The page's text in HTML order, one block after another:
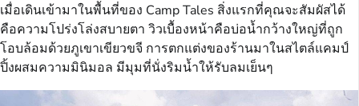
เมื่อเดินเข้ามาในพื้นที่ของ Camp Tales สิ่งแรกที่คุณจะสัมผัสได้
คือความโปร่งโล่งสบายตา วิวเบื้องหน้าคือบ่อน้ำกว้างใหญ่ที่ถูก
โอบล้อมด้วยภูเขาเขียวขจี การตกแต่งของร้านมาในสไตล์แคมป์
ปิ้งผสมความมินิมอล มีมุมที่นั่งริมน้ำให้รับลมเย็นๆ